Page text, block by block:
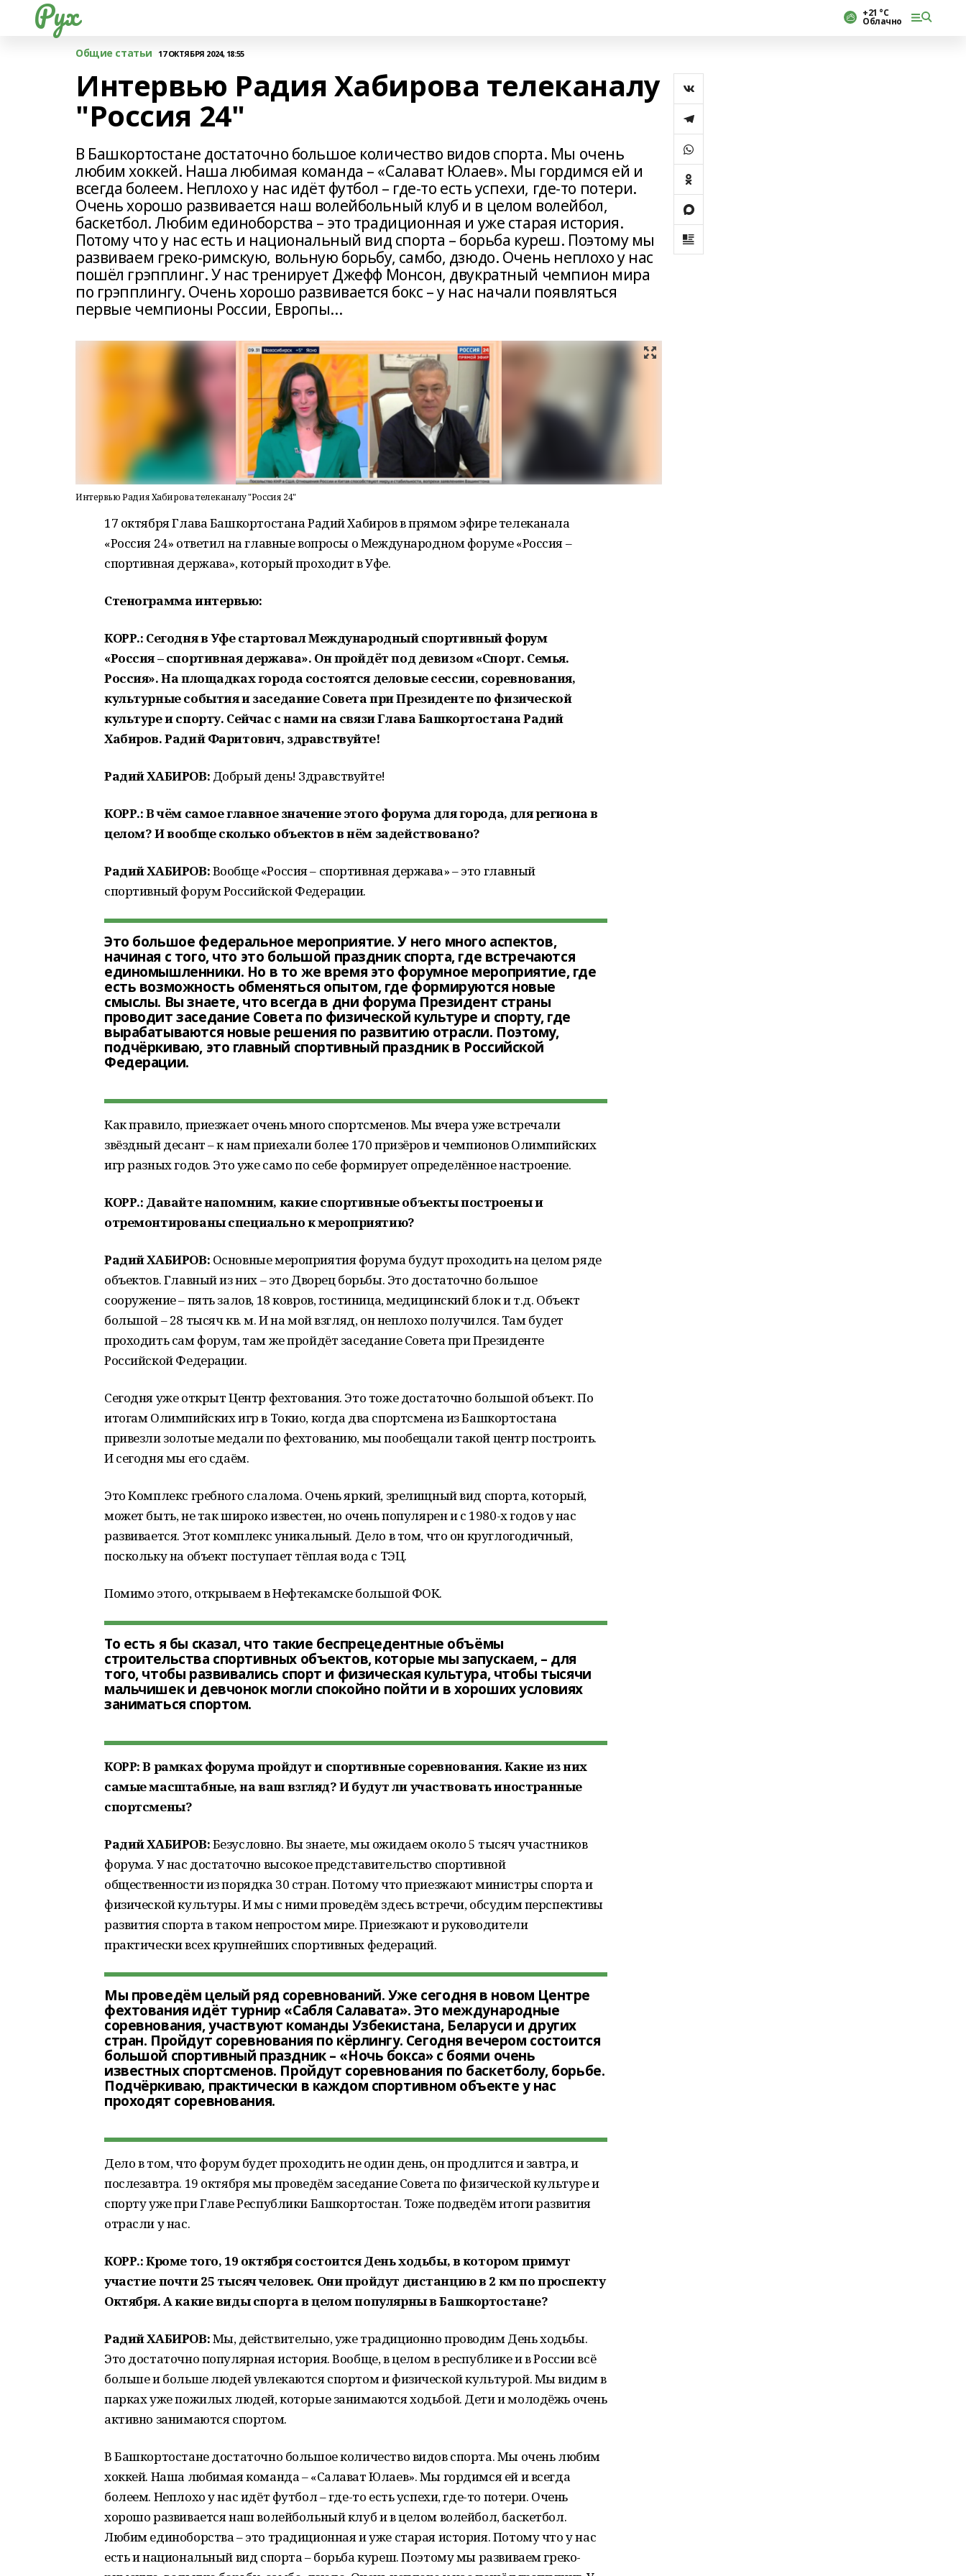
Рух +21 °С
Облачно
Общие статьи 17 ОКТЯБРЯ 2024, 18:55
Интервью Радия Хабирова телеканалу
"Россия 24"
В Башкортостане достаточно большое количество видов спорта. Мы очень
любим хоккей. Наша любимая команда – «Салават Юлаев». Мы гордимся ей и
всегда болеем. Неплохо у нас идёт футбол – где-то есть успехи, где-то потери.
Очень хорошо развивается наш волейбольный клуб и в целом волейбол,
баскетбол. Любим единоборства – это традиционная и уже старая история.
Потому что у нас есть и национальный вид спорта – борьба куреш. Поэтому мы
развиваем греко-римскую, вольную борьбу, самбо, дзюдо. Очень неплохо у нас
пошёл грэпплинг. У нас тренирует Джефф Монсон, двукратный чемпион мира
по грэпплингу. Очень хорошо развивается бокс – у нас начали появляться
первые чемпионы России, Европы...
Интервью Радия Хабирова телеканалу "Россия 24"
17 октября Глава Башкортостана Радий Хабиров в прямом эфире телеканала
«Россия 24» ответил на главные вопросы о Международном форуме «Россия –
спортивная держава», который проходит в Уфе.
Стенограмма интервью:
КОРР.: Сегодня в Уфе стартовал Международный спортивный форум
«Россия – спортивная держава». Он пройдёт под девизом «Спорт. Семья.
Россия». На площадках города состоятся деловые сессии, соревнования,
культурные события и заседание Совета при Президенте по физической
культуре и спорту. Сейчас с нами на связи Глава Башкортостана Радий
Хабиров. Радий Фаритович, здравствуйте!
Радий ХАБИРОВ: Добрый день! Здравствуйте!
КОРР.: В чём самое главное значение этого форума для города, для региона в
целом? И вообще сколько объектов в нём задействовано?
Радий ХАБИРОВ:Вообще «Россия – спортивная держава» – это главный
спортивный форум Российской Федерации.
Это большое федеральное мероприятие. У него много аспектов,
начиная с того, что это большой праздник спорта, где встречаются
единомышленники. Но в то же время это форумное мероприятие, где
есть возможность обменяться опытом, где формируются новые
смыслы. Вы знаете, что всегда в дни форума Президент страны
проводит заседание Совета по физической культуре и спорту, где
вырабатываются новые решения по развитию отрасли. Поэтому,
подчёркиваю, это главный спортивный праздник в Российской
Федерации.
Как правило, приезжает очень много спортсменов. Мы вчера уже встречали
звёздный десант – к нам приехали более 170 призёров и чемпионов Олимпийских
игр разных годов. Это уже само по себе формирует определённое настроение.
КОРР.: Давайте напомним, какие спортивные объекты построены и
отремонтированы специально к мероприятию?
Радий ХАБИРОВ: Основные мероприятия форума будут проходить на целом ряде
объектов. Главный из них – это Дворец борьбы. Это достаточно большое
сооружение – пять залов, 18 ковров, гостиница, медицинский блок и т.д. Объект
большой – 28 тысяч кв. м. И на мой взгляд, он неплохо получился. Там будет
проходить сам форум, там же пройдёт заседание Совета при Президенте
Российской Федерации.
Сегодня уже открыт Центр фехтования. Это тоже достаточно большой объект. По
итогам Олимпийских игр в Токио, когда два спортсмена из Башкортостана
привезли золотые медали по фехтованию, мы пообещали такой центр построить.
И сегодня мы его сдаём.
Это Комплекс гребного слалома. Очень яркий, зрелищный вид спорта, который,
может быть, не так широко известен, но очень популярен и с 1980-х годов у нас
развивается. Этот комплекс уникальный. Дело в том, что он круглогодичный,
поскольку на объект поступает тёплая вода с ТЭЦ.
Помимо этого, открываем в Нефтекамске большой ФОК.
То есть я бы сказал, что такие беспрецедентные объёмы
строительства спортивных объектов, которые мы запускаем, – для
того, чтобы развивались спорт и физическая культура, чтобы тысячи
мальчишек и девчонок могли спокойно пойти и в хороших условиях
заниматься спортом.
КОРР: В рамках форума пройдут и спортивные соревнования. Какие из них
самые масштабные, на ваш взгляд? И будут ли участвовать иностранные
спортсмены?
Радий ХАБИРОВ:Безусловно. Вы знаете, мы ожидаем около 5 тысяч участников
форума. У нас достаточно высокое представительство спортивной
общественности из порядка 30 стран. Потому что приезжают министры спорта и
физической культуры. И мы с ними проведём здесь встречи, обсудим перспективы
развития спорта в таком непростом мире. Приезжают и руководители
практически всех крупнейших спортивных федераций.
Мы проведём целый ряд соревнований. Уже сегодня в новом Центре
фехтования идёт турнир «Сабля Салавата». Это международные
соревнования, участвуют команды Узбекистана, Беларуси и других
стран. Пройдут соревнования по кёрлингу. Сегодня вечером состоится
большой спортивный праздник – «Ночь бокса» с боями очень
известных спортсменов. Пройдут соревнования по баскетболу, борьбе.
Подчёркиваю, практически в каждом спортивном объекте у нас
проходят соревнования.
Дело в том, что форум будет проходить не один день, он продлится и завтра, и
послезавтра. 19 октября мы проведём заседание Совета по физической культуре и
спорту уже при Главе Республики Башкортостан. Тоже подведём итоги развития
отрасли у нас.
КОРР.: Кроме того, 19 октября состоится День ходьбы, в котором примут
участие почти 25 тысяч человек. Они пройдут дистанцию в 2 км по проспекту
Октября. А какие виды спорта в целом популярны в Башкортостане?
Радий ХАБИРОВ:Мы, действительно, уже традиционно проводим День ходьбы.
Это достаточно популярная история. Вообще, в целом в республике и в России всё
больше и больше людей увлекаются спортом и физической культурой. Мы видим в
парках уже пожилых людей, которые занимаются ходьбой. Дети и молодёжь очень
активно занимаются спортом.
В Башкортостане достаточно большое количество видов спорта. Мы очень любим
хоккей. Наша любимая команда – «Салават Юлаев». Мы гордимся ей и всегда
болеем. Неплохо у нас идёт футбол – где-то есть успехи, где-то потери. Очень
хорошо развивается наш волейбольный клуб и в целом волейбол, баскетбол.
Любим единоборства – это традиционная и уже старая история. Потому что у нас
есть и национальный вид спорта – борьба куреш. Поэтому мы развиваем греко-